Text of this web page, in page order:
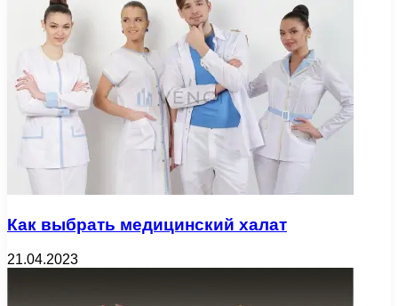
Как выбрать медицинский халат
21.04.2023